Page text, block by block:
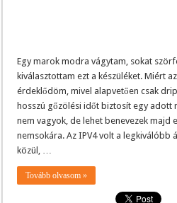
Egy marok modra vágytam, sokat
kiválasztottam ezt a készüléket. Miért
érdeklődöm, mivel alapvetően csak
hosszú gőzölési időt biztosít egy adott
nem vagyok, de lehet benevezek majd
nemsokára. Az IPV4 volt a legkiválóbb
közül, …
Tovább olvasom »